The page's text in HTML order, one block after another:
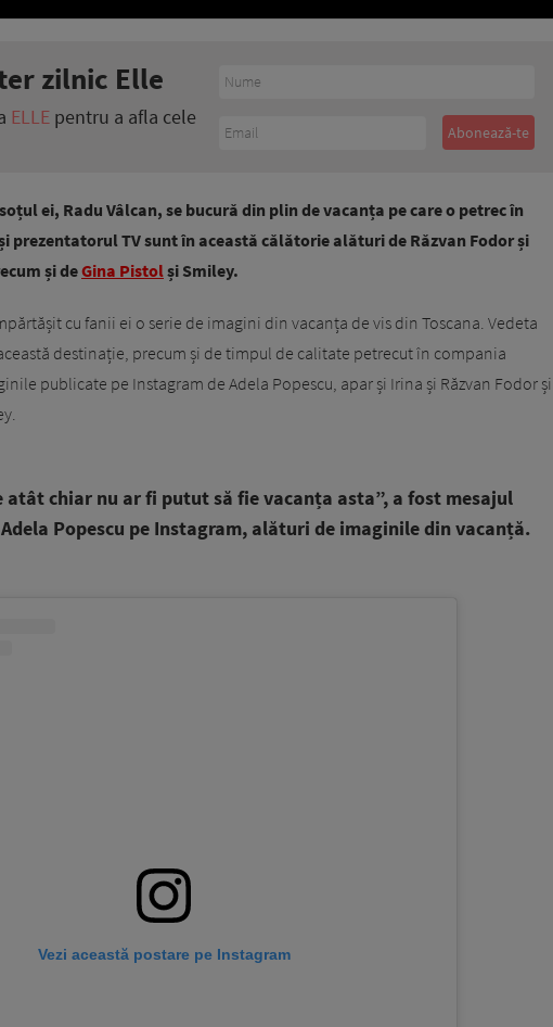
zilnic Elle
ELLE pentru a afla cele
ei, Radu Vâlcan, se bucură din plin de vacanța pe care o petrec în
prezentatorul TV sunt în această călătorie alături de Răzvan Fodor și
și deGina Pistolși Smiley.
cu fanii ei o serie de imagini din vacanța de vis din Toscana. Vedeta
destinație, precum și de timpul de calitate petrecut în compania
publicate pe Instagram de Adela Popescu, apar și Irina și Răzvan Fodor și
atât chiar nu ar fi putut să fie vacanța asta”, a fost mesajul
Popescu pe Instagram, alături de imaginile din vacanță.
Vezi această postare pe Instagram